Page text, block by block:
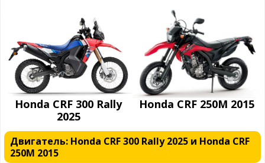
Honda CRF 300 Rally
2025
Honda CRF 250M 2015
Двигатель: Honda CRF 300 Rally 2025 и Honda CRF
250M 2015